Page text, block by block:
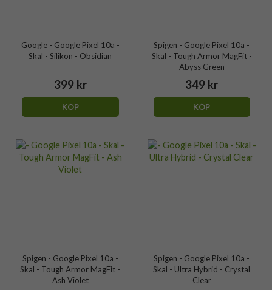
Google - Google Pixel 10a -
Skal - Silikon - Obsidian
399 kr
KÖP
Spigen - Google Pixel 10a -
Skal - Tough Armor MagFit -
Abyss Green
349 kr
KÖP
Spigen - Google Pixel 10a -
Skal - Tough Armor MagFit -
Ash Violet
Spigen - Google Pixel 10a -
Skal - Ultra Hybrid - Crystal
Clear